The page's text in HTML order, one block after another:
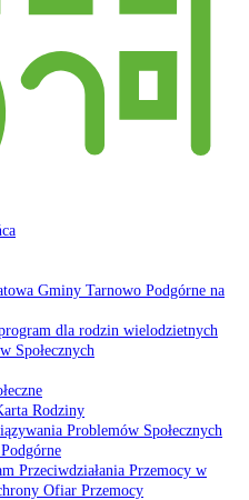
Gminy Tarnowo Podgórne na
dla rodzin wielodzietnych
Społecznych
Rodziny
Problemów Społecznych
Przeciwdziałania Przemocy w
Ofiar Przemocy